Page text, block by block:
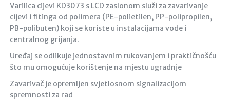
Varilica cijevi KD3073 s LCD zaslonom služi za zavarivanje
cijevi i fitinga od polimera (PE-polietilen, PP-polipropilen,
PB-polibuten) koji se koriste u instalacijama vode i
centralnog grijanja.
Uređaj se odlikuje jednostavnim rukovanjem i praktičnošću
što mu omogućuje korištenje na mjestu ugradnje
Zavarivač je opremljen svjetlosnom signalizacijom
spremnosti za rad